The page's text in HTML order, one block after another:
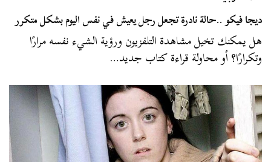
ديجا فيكو ..حالة نادرة تجعل رجل يعيش في نفس اليوم بشكل متكرر
هل يمكنك تخيل مشاهدة التلفزيون ورؤية الشيء نفسه مرارًا
وتكرارًا؟ أو محاولة قراءة كتاب جديد…